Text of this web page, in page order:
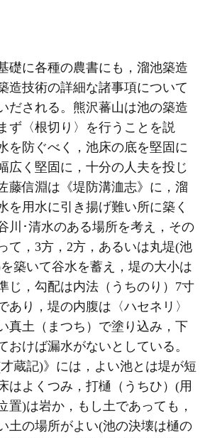
礎に各種の農書にも，溜池築造
造技術の詳細な諸事項について
だされる。熊沢蕃山は池の築造
ず〈根切り〉を行うことを説
を防ぐべく，池床の底を堅固に
広く堅固に，十分の人夫を投じ
藤信淵は《堤防溝洫志》に，溜
を用水に引き揚げ難い所に築く
川･清水のある場所を考え，その
て，3方，2方，あるいは丸堤(池
築いて谷水を蓄え，堤の大小は
じ，勾配は内法（うちのり）7寸
あり，堤の内腹は〈ハセネリ〉
真土（まつち）で塗り込み，下
おけば漏水がないとしている。
蔵記)》には，よい池とは堤が短
はよくつみ，打樋（うちひ）(用
置)は岩か，もし土であっても，
土の場所がよい(池の決壊は樋の